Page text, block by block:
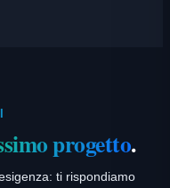
progetto.
ti rispondiamo